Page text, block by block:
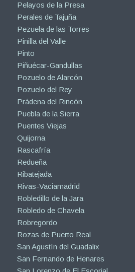
Pelayos de la Presa
Perales de Tajuña
Pezuela de las Torres
Pinilla del Valle
Pinto
Piñuécar-Gandullas
Pozuelo de Alarcón
Pozuelo del Rey
Prádena del Rincón
Puebla de la Sierra
Puentes Viejas
Quijorna
Rascafría
Redueña
Ribatejada
Rivas-Vaciamadrid
Robledillo de la Jara
Robledo de Chavela
Robregordo
Rozas de Puerto Real
San Agustín del Guadalix
San Fernando de Henares